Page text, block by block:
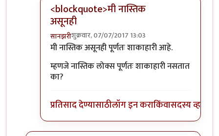
<blockquote>मी नास्तिक
असूनही
सानझरीशुक्रवार, 07/07/2017 13:03
In reply toमी नास्तिक असूनही पूर्णतःby
मी नास्तिक असूनही पूर्णतः शाकाहारी आहे.
म्हणजे नास्तिक लोक्स पूर्णतः शाकाहारी नसतात
का?
प्रतिसाद देण्यासाठीलॉग इन कराकिंवासदस्य व्हा